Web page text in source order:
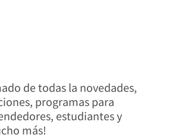
de todas la novedades,
programas para
estudiantes y
más!